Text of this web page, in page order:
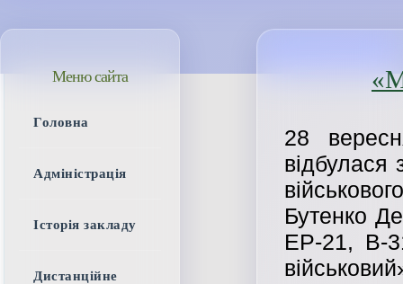
28
відбулася
Бутенко
ЕР-21, В-
Меню сайта
Головна
Адміністрація
Історія закладу
Дистанційне